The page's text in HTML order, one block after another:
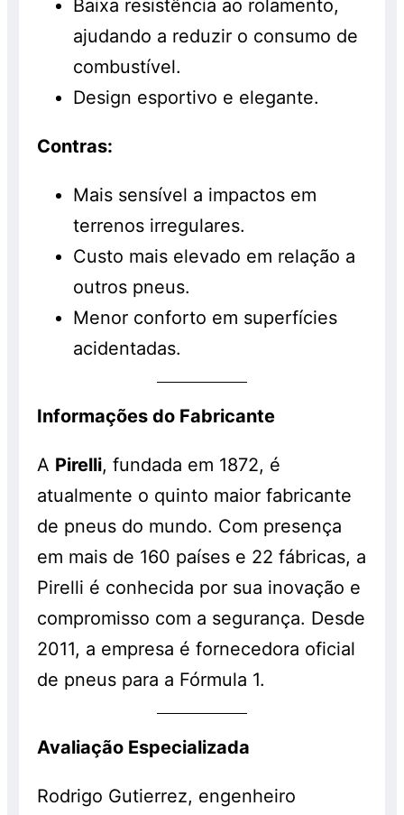
Baixa resistência ao rolamento,
ajudando a reduzir o consumo de
combustível.
Design esportivo e elegante.
Contras:
Mais sensível a impactos em
terrenos irregulares.
Custo mais elevado em relação a
outros pneus.
Menor conforto em superfícies
acidentadas.
Informações do Fabricante
A Pirelli, fundada em 1872, é
atualmente o quinto maior fabricante
de pneus do mundo. Com presença
em mais de 160 países e 22 fábricas, a
Pirelli é conhecida por sua inovação e
compromisso com a segurança. Desde
2011, a empresa é fornecedora oficial
de pneus para a Fórmula 1.
Avaliação Especializada
Rodrigo Gutierrez, engenheiro